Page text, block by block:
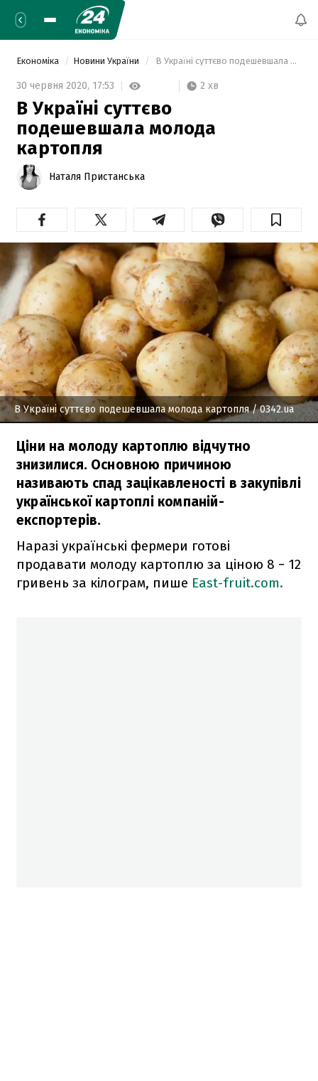
Економіка Новини України В Україні суттєво подешевшала молода картопля
30 червня 2020, 17:53 2 хв
В Україні суттєво
подешевшала молода
картопля
Наталя Пристанська
В Україні суттєво подешевшала молода картопля/ 0342.ua
Ціни на молоду картоплю відчутно
знизилися. Основною причиною
називають спад зацікавленості в закупівлі
української картоплі компаній-
експортерів.
Наразі українські фермери готові
продавати молоду картоплю за ціною 8 − 12
гривень за кілограм, пише East-fruit.com.